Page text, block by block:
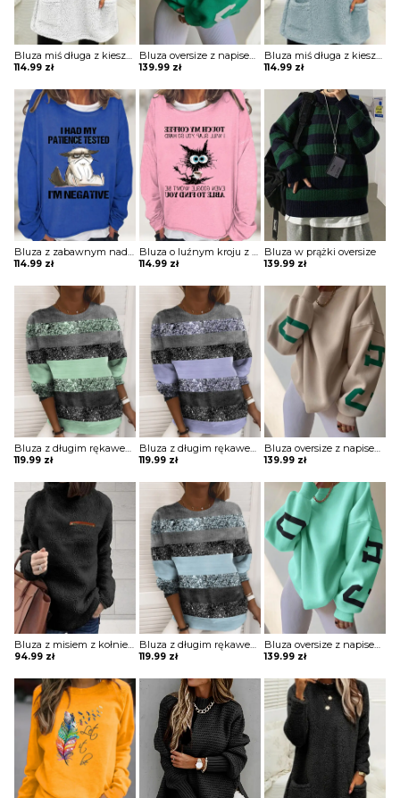
Bluza miś długa z kieszeniami
114.99 zł
Bluza oversize z napisem na plecach
139.99 zł
Bluza miś długa z kieszeniami
114.99 zł
Bluza z zabawnym nadrukiem
114.99 zł
Bluza o luźnym kroju z zabawnym nadrukiem
114.99 zł
Bluza w prążki oversize
139.99 zł
Bluza z długim rękawem z nadrukiem
119.99 zł
Bluza z długim rękawem z nadrukiem
119.99 zł
Bluza oversize z napisem na plecach
139.99 zł
Bluza z misiem z kołnierzem z kieszenią na zamek
94.99 zł
Bluza z długim rękawem z nadrukiem
119.99 zł
Bluza oversize z napisem na plecach
139.99 zł